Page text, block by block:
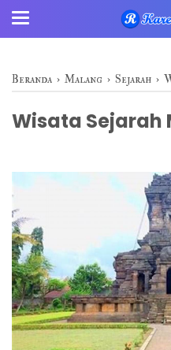
Beranda › Malang › Sejarah ›
Wisata Sejarah